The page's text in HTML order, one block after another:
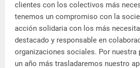
clientes con los colectivos más
tenemos un compromiso con la
acción solidaria con los más
destacado y responsable en
organizaciones sociales. Por nuestra
un año más trasladaremos nuestro